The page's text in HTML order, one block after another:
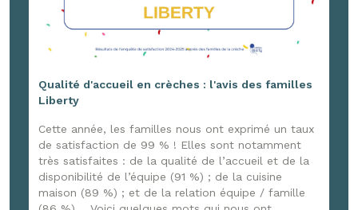
Qualité d'accueil en crèches : l'avis des familles
Liberty
Cette année, les familles nous ont exprimé un taux
de satisfaction de 99 % ! Elles sont notamment
très satisfaites : de la qualité de l’accueil et de la
disponibilité de l’équipe (91 %) ; de la cuisine
maison (89 %) ; et de la relation équipe / famille